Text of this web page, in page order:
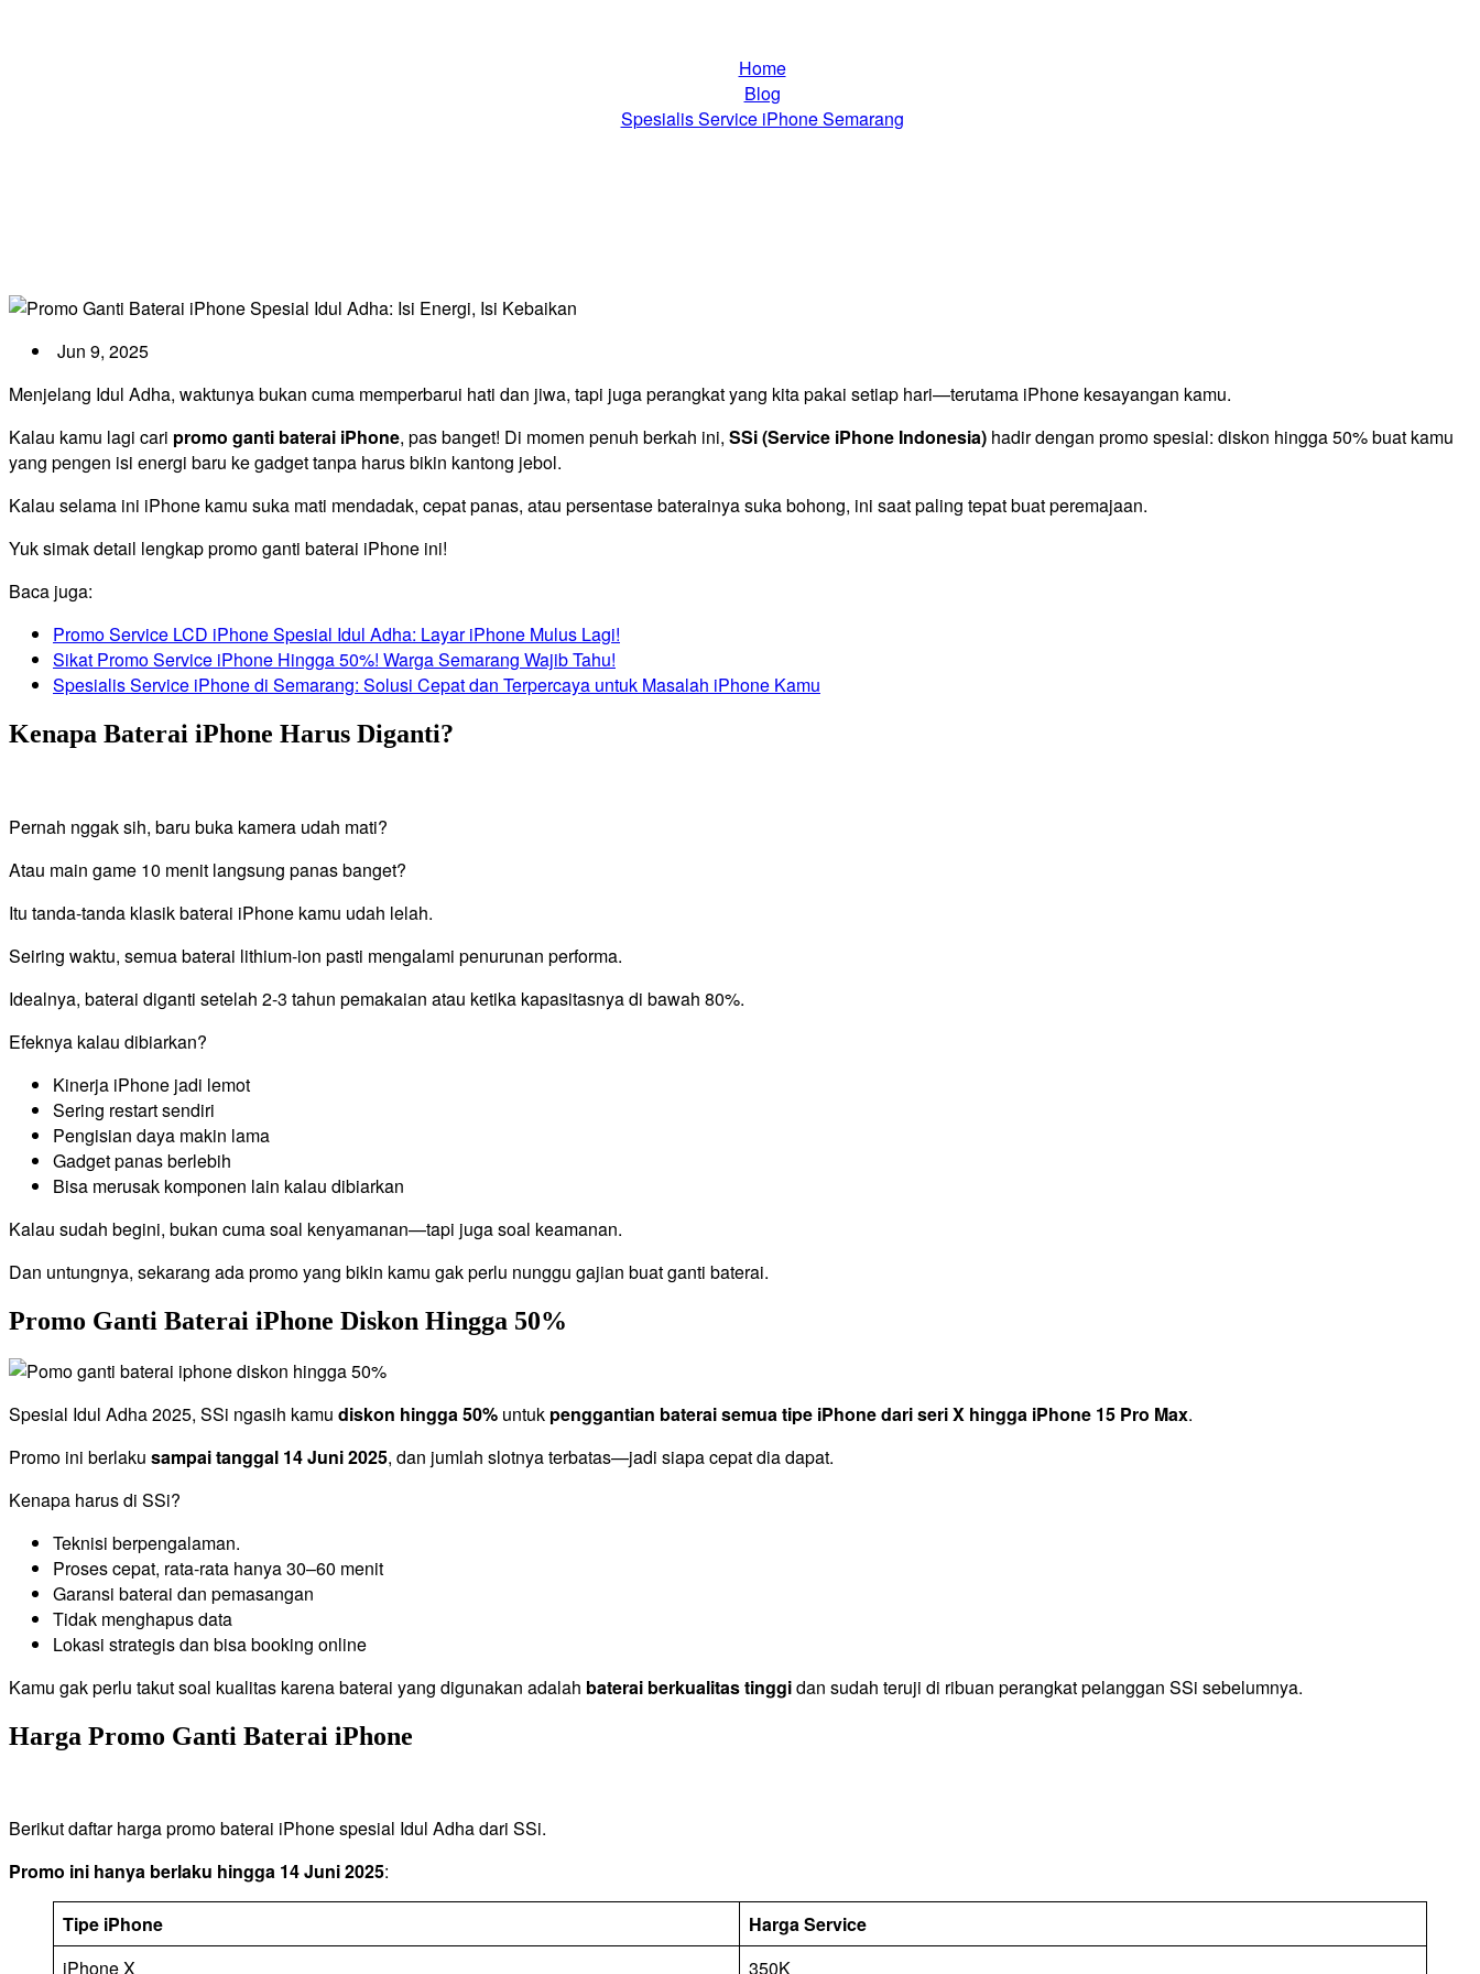
Home
Blog
Spesialis Service iPhone Semarang
Jun 9, 2025
Menjelang Idul Adha, waktunya bukan cuma memperbarui hati dan jiwa, tapi juga perangkat yang kita pakai setiap hari—terutama iPhone kesayangan kamu.
Kalau kamu lagi cari promo ganti baterai iPhone, pas banget! Di momen penuh berkah ini, SSi (Service iPhone Indonesia) hadir dengan promo spesial: diskon hingga 50% buat kamu
yang pengen isi energi baru ke gadget tanpa harus bikin kantong jebol.
Kalau selama ini iPhone kamu suka mati mendadak, cepat panas, atau persentase baterainya suka bohong, ini saat paling tepat buat peremajaan.
Yuk simak detail lengkap promo ganti baterai iPhone ini!
Baca juga:
Promo Service LCD iPhone Spesial Idul Adha: Layar iPhone Mulus Lagi!
Sikat Promo Service iPhone Hingga 50%! Warga Semarang Wajib Tahu!
Spesialis Service iPhone di Semarang: Solusi Cepat dan Terpercaya untuk Masalah iPhone Kamu
Kenapa Baterai iPhone Harus Diganti?
Pernah nggak sih, baru buka kamera udah mati?
Atau main game 10 menit langsung panas banget?
Itu tanda-tanda klasik baterai iPhone kamu udah lelah.
Seiring waktu, semua baterai lithium-ion pasti mengalami penurunan performa.
Idealnya, baterai diganti setelah 2-3 tahun pemakaian atau ketika kapasitasnya di bawah 80%.
Efeknya kalau dibiarkan?
Kinerja iPhone jadi lemot
Sering restart sendiri
Pengisian daya makin lama
Gadget panas berlebih
Bisa merusak komponen lain kalau dibiarkan
Kalau sudah begini, bukan cuma soal kenyamanan—tapi juga soal keamanan.
Dan untungnya, sekarang ada promo yang bikin kamu gak perlu nunggu gajian buat ganti baterai.
Promo Ganti Baterai iPhone Diskon Hingga 50%
Spesial Idul Adha 2025, SSi ngasih kamu diskon hingga 50% untuk penggantian baterai semua tipe iPhone dari seri X hingga iPhone 15 Pro Max.
Promo ini berlaku sampai tanggal 14 Juni 2025, dan jumlah slotnya terbatas—jadi siapa cepat dia dapat.
Kenapa harus di SSi?
Teknisi berpengalaman.
Proses cepat, rata-rata hanya 30–60 menit
Garansi baterai dan pemasangan
Tidak menghapus data
Lokasi strategis dan bisa booking online
Kamu gak perlu takut soal kualitas karena baterai yang digunakan adalah baterai berkualitas tinggidan sudah teruji di ribuan perangkat pelanggan SSi sebelumnya.
Harga Promo Ganti Baterai iPhone
Berikut daftar harga promo baterai iPhone spesial Idul Adha dari SSi.
Promo ini hanya berlaku hingga 14 Juni 2025:
Tipe iPhone
Harga Service
iPhone X
350K